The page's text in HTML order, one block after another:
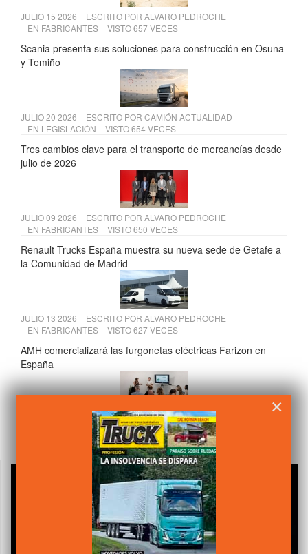
JULIO 15 2026 ESCRITO POR ALVARO PEDROCHE
EN FABRICANTES VISTO 657 VECES
Scania presenta sus soluciones para construcción en Osuna
y Temiño
JULIO 20 2026 ESCRITO POR CAMIÓN ACTUALIDAD
EN LEGISLACIÓN VISTO 654 VECES
Tres cambios clave para el transporte de mercancías desde
julio de 2026
JULIO 09 2026 ESCRITO POR ALVARO PEDROCHE
EN FABRICANTES VISTO 650 VECES
Renault Trucks España muestra su nueva sede de Getafe a
la Comunidad de Madrid
JULIO 13 2026 ESCRITO POR ALVARO PEDROCHE
EN FABRICANTES VISTO 627 VECES
AMH comercializará las furgonetas eléctricas Farizon en
España
ESCRITO PORALVARO PEDROCHE
COMPONENTES VISTO 620 VECES
Andamur presenta su VI Informe de Sostenibilidad 2025
×